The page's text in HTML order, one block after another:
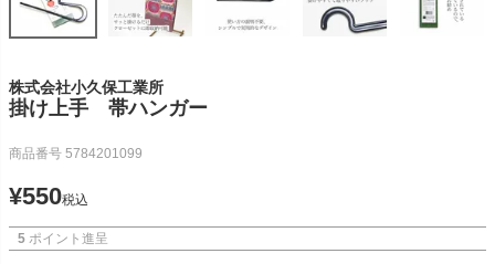
株式会社小久保工業所
掛け上手 帯ハンガー
商品番号 5784201099
¥550税込
5 ポイント進呈